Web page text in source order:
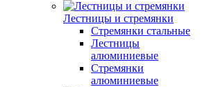
Лестницы и стремянки
Стремянки стальные
Лестницы
алюминиевые
Стремянки
алюминиевые